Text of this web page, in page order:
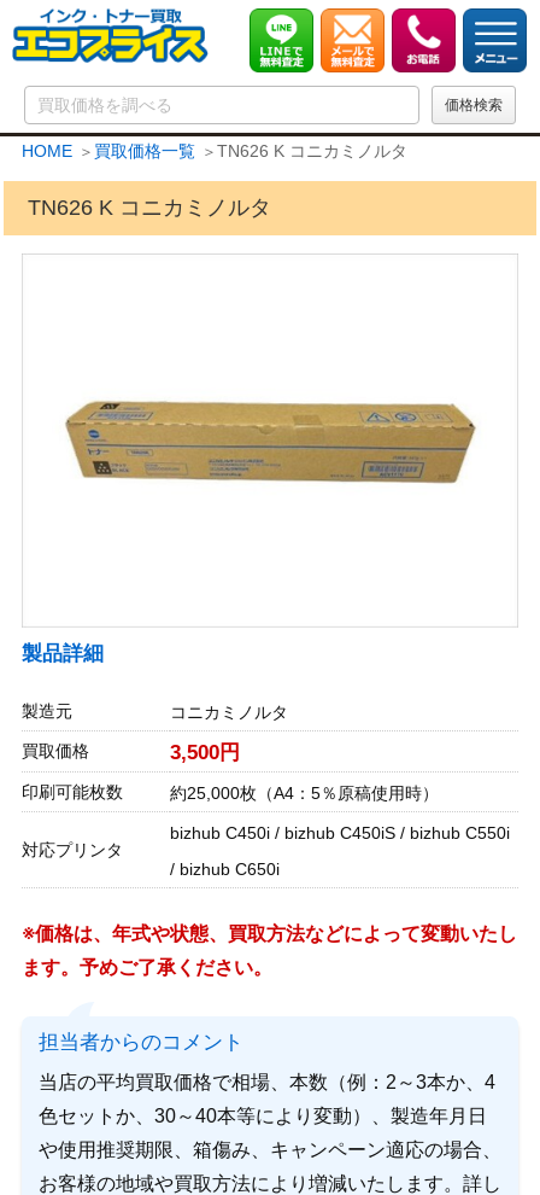
HOME 買取価格一覧 TN626 K コニカミノルタ
TN626 K コニカミノルタ
製品詳細
製造元
コニカミノルタ
買取価格
3,500円
印刷可能枚数 約25,000枚（A4：5％原稿使用時）
対応プリンタ
bizhub C450i / bizhub C450iS / bizhub C550i
/ bizhub C650i
※価格は、年式や状態、買取方法などによって変動いたし
ます。予めご了承ください。
担当者からのコメント
当店の平均買取価格で相場、本数（例：2～3本か、4
色セットか、30～40本等により変動）、製造年月日
や使用推奨期限、箱傷み、キャンペーン適応の場合、
お客様の地域や買取方法により増減いたします。詳し